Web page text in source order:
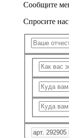
Сообщите
Спросите